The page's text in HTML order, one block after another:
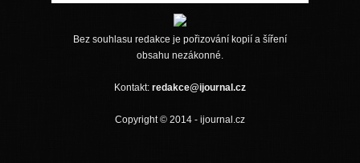
Bez souhlasu redakce je pořizování kopií a šíření
obsahu nezákonné.
Kontakt: redakce@ijournal.cz
Copyright © 2014 - ijournal.cz